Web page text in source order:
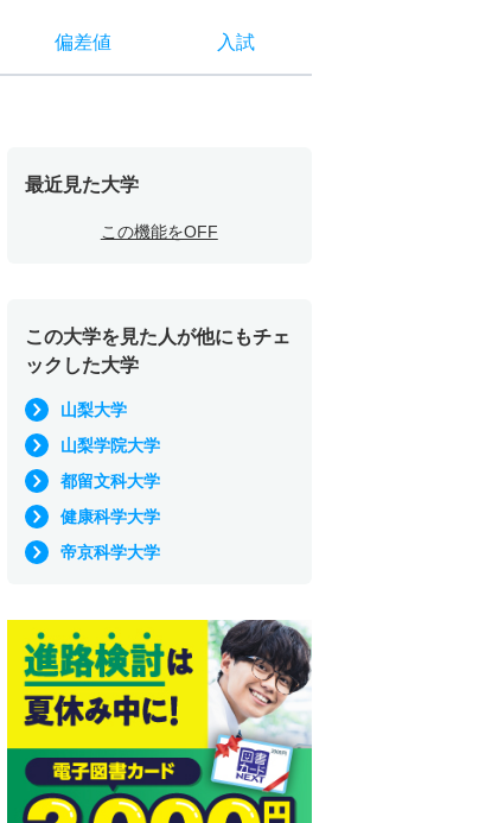
偏差値 入試
最近見た大学
この機能をOFF
この大学を見た人が他にもチェ
ックした大学
山梨大学
山梨学院大学
都留文科大学
健康科学大学
帝京科学大学